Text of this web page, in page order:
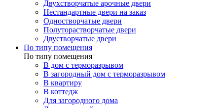
Двухстворчатые арочные двери
Нестандартные двери на заказ
Одностворчатые двери
Полуторастворчатые двери
Двустворчатые двери
По типу помещения
По типу помещения
В дом с терморазрывом
В загородный дом с терморазрывом
В квартиру
В коттедж
Для загородного дома